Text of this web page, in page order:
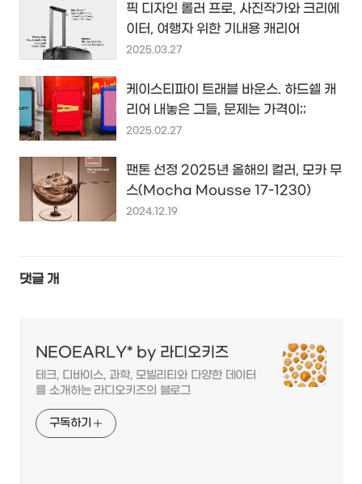
픽 디자인 롤러 프로, 사진작가와 크리에
이터, 여행자 위한 기내용 캐리어
2025.03.27
케이스티파이 트래블 바운스. 하드쉘 캐
리어 내놓은 그들, 문제는 가격이;;
2025.02.27
팬톤 선정 2025년 올해의 컬러, 모카 무
스(Mocha Mousse 17-1230)
2024.12.19
댓글 개
NEOEARLY* by 라디오키즈
테크, 디바이스, 과학, 모빌리티와 다양한 데이터
를 소개하는 라디오키즈의 블로그
구독하기